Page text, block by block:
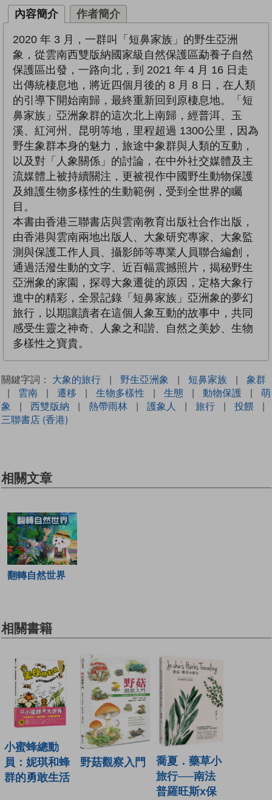
內容簡介 作者簡介
2020 年 3 月，一群叫「短鼻家族」的野生亞洲
象，從雲南西雙版納國家級自然保護區勐養子自然
保護區出發，一路向北，到 2021 年 4 月 16 日走
出傳統棲息地，將近四個月後的 8 月 8 日，在人類
的引導下開始南歸，最終重新回到原棲息地。「短
鼻家族」亞洲象群的這次北上南歸，經普洱、玉
溪、紅河州、昆明等地，里程超過 1300公里，因為
野生象群本身的魅力，旅途中象群與人類的互動，
以及對「人象關係」的討論，在中外社交媒體及主
流媒體上被持續關注，更被視作中國野生動物保護
及維護生物多樣性的生動範例，受到全世界的矚
目。
本書由香港三聯書店與雲南教育出版社合作出版，
由香港與雲南兩地出版人、大象研究專家、大象監
測與保護工作人員、攝影師等專業人員聯合編創，
通過活潑生動的文字、近百幅震撼照片，揭秘野生
亞洲象的家園，探尋大象遷徙的原因，定格大象行
進中的精彩，全景記錄「短鼻家族」亞洲象的夢幻
旅行，以期讓讀者在這個人象互動的故事中，共同
感受生靈之神奇、人象之和諧、自然之美妙、生物
多樣性之寶貴。
關鍵字詞： 大象的旅行 | 野生亞洲象 | 短鼻家族 |
象群
|
雲南 | 遷移 | 生物多樣性 | 生態 | 動物保護 |
萌
象
| 西雙版納 | 熱帶雨林 | 護象人 | 旅行 | 投餵
|
三聯書店 (香港)
相關文章
翻轉自然世界
相關書籍
小蜜蜂總動
員：妮琪和蜂
群的勇敢生活
野菇觀察入門
喬夏．藥草小
旅行──南法
普羅旺斯x保